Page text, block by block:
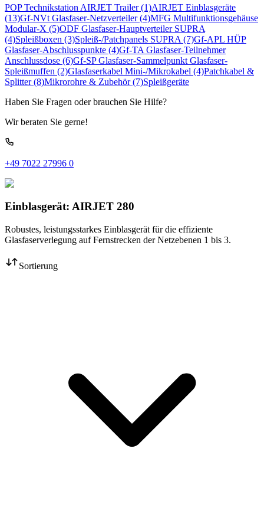
POP Technikstation AIRJET Trailer (1)AIRJET Einblasgeräte
(13)Gf-NVt Glasfaser-Netzverteiler(4)MFG Multifunktionsgehäuse
Modular-X (5)ODF Glasfaser-Hauptverteiler SUPRA
(4)Spleißboxen (3)Spleiß-/Patchpanels SUPRA (7)Gf-APL HÜP
Glasfaser-Abschlusspunkte (4)Gf-TA Glasfaser-Teilnehmer
Anschlussdose (6)Gf-SP Glasfaser-Sammelpunkt Glasfaser-
Spleißmuffen (2)Glasfaserkabel Mini-/Mikrokabel (4)Patchkabel &
Splitter (8)Mikrorohre & Zubehör (7)Spleißgeräte
Haben Sie Fragen oder brauchen Sie Hilfe?
Wir beraten Sie gerne!
+49 7022 27996 0
Einblasgerät: AIRJET 280
Robustes, leistungsstarkes Einblasgerät für die effiziente
Glasfaserverlegung auf Fernstrecken der Netzebenen 1 bis 3.
Sortierung